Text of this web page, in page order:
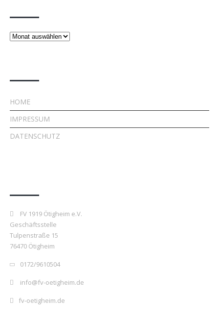
Beiträge
HOME
IMPRESSUM
DATENSCHUTZ
FV 1919 Ötigheim e.V.
Geschäftsstelle
Tulpenstraße 15
76470 Ötigheim
0172/9610504
info@fv-oetigheim.de
fv-oetigheim.de